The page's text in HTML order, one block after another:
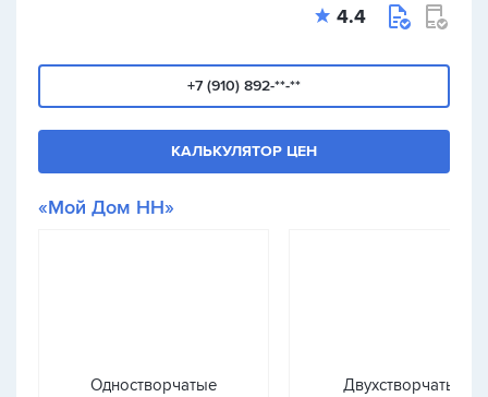
4.4
+7 (910) 892-**-**
КАЛЬКУЛЯТОР ЦЕН
«Мой Дом НН»
Одностворчатые
Двухстворчатые